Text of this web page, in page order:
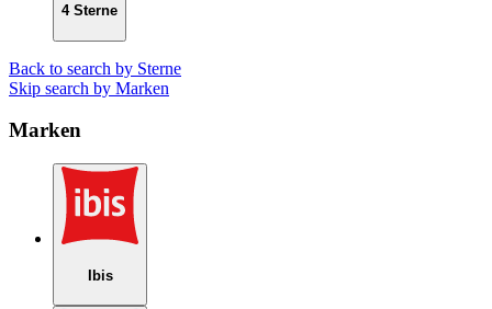
4 Sterne
Back to search by Sterne
Skip search by Marken
Marken
Ibis